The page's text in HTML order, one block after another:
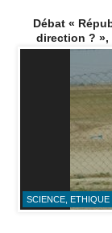
Débat «
direction ? »,
SCIENCE,